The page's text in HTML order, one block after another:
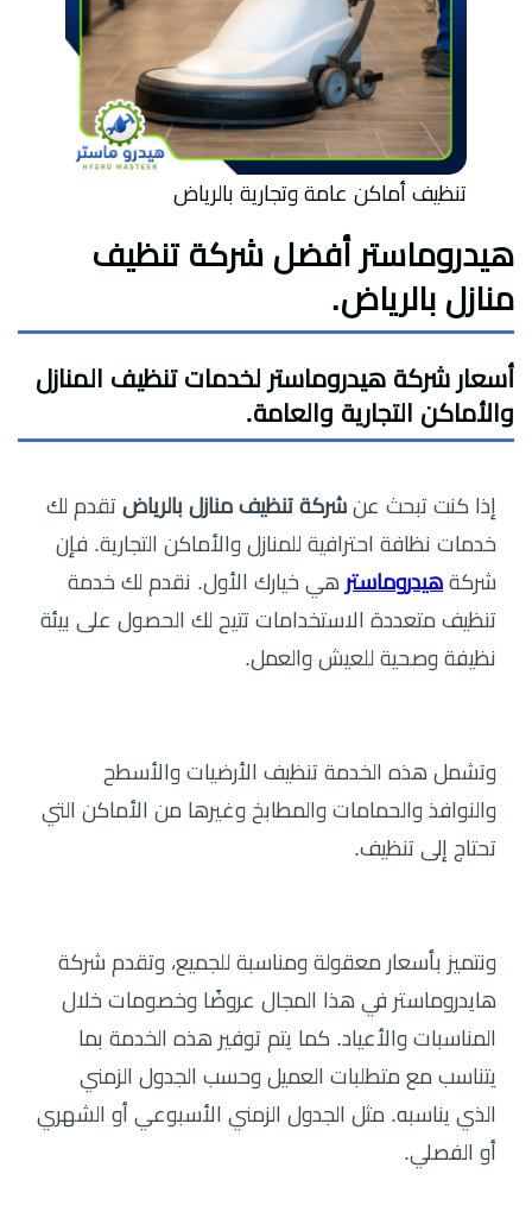
تنظيف أماكن عامة وتجارية بالرياض
هيدروماستر أفضل شركة تنظيف
منازل بالرياض.
أسعار شركة هيدروماستر لخدمات تنظيف المنازل
والأماكن التجارية والعامة.
إذا كنت تبحث عن شركة تنظيف منازل بالرياض تقدم لك
خدمات نظافة احترافية للمنازل والأماكن التجارية. فإن
شركة هيدروماستر هي خيارك الأول. نقدم لك خدمة
تنظيف متعددة الاستخدامات تتيح لك الحصول على بيئة
نظيفة وصحية للعيش والعمل.
وتشمل هذه الخدمة تنظيف الأرضيات والأسطح
والنوافذ والحمامات والمطابخ وغيرها من الأماكن التي
تحتاج إلى تنظيف.
ونتميز بأسعار معقولة ومناسبة للجميع، وتقدم شركة
هايدروماستر في هذا المجال عروضًا وخصومات خلال
المناسبات والأعياد. كما يتم توفير هذه الخدمة بما
يتناسب مع متطلبات العميل وحسب الجدول الزمني
الذي يناسبه. مثل الجدول الزمني الأسبوعي أو الشهري
أو الفصلي.